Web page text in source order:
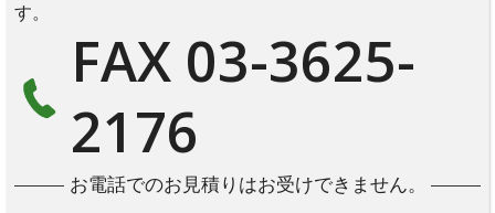
す。
FAX 03-3625-
2176
お電話でのお見積りはお受けできません。